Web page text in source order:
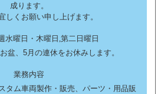
成ります。
しくお願い申し上げます。
曜日・木曜日,第二日曜日
盆、5月の連休をお休みします。
業務内容
タム車両製作・販売、パーツ・用品販